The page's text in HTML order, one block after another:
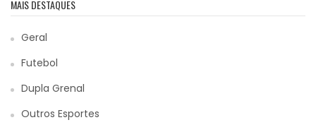
MAIS DESTAQUES
Geral
Futebol
Dupla Grenal
Outros Esportes